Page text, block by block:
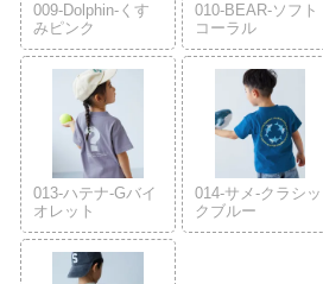
009-Dolphin-くす
みピンク
010-BEAR-ソフト
コーラル
013-ハテナ-Gバイ
オレット
014-サメ-クラシッ
クブルー